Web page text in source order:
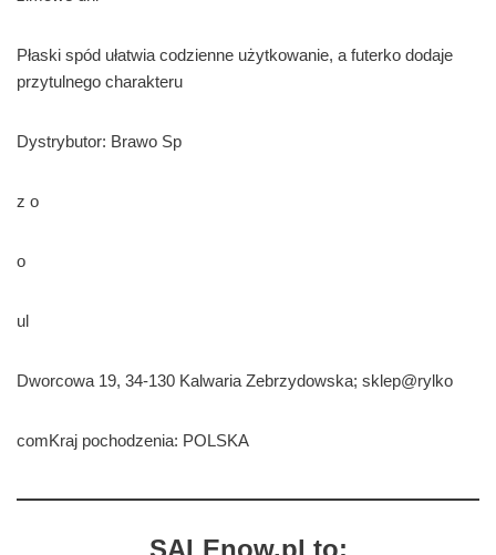
Płaski spód ułatwia codzienne użytkowanie, a futerko dodaje
przytulnego charakteru
Dystrybutor: Brawo Sp
z o
o
ul
Dworcowa 19, 34-130 Kalwaria Zebrzydowska; sklep@rylko
comKraj pochodzenia: POLSKA
SALEnow.pl to: